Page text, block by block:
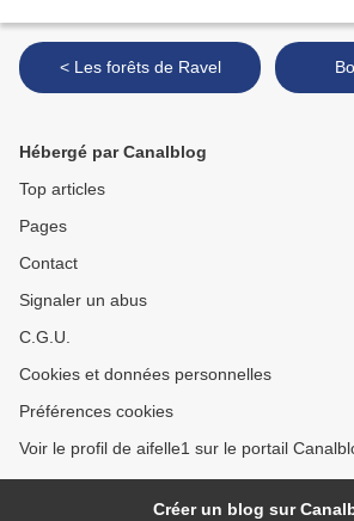
< Les forêts de Ravel
Hébergé par Canalblog
Top articles
Pages
Contact
Signaler un abus
C.G.U.
Cookies et données personnelles
Préférences cookies
Voir le profil de aifelle1 sur le portail
Créer un blog sur